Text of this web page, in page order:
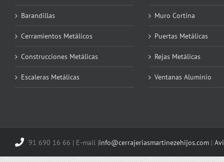
Barandillas
Cerramientos Metálicos
Construcciones Metálicas
Escaleras Metálicas
Muro Cortina
Puertas Metálicas
Rejas Metálicas
Ventanas Aluminio
91 690 16 66 | E-mail |info@cerrajeriasmartinezehijos.com |